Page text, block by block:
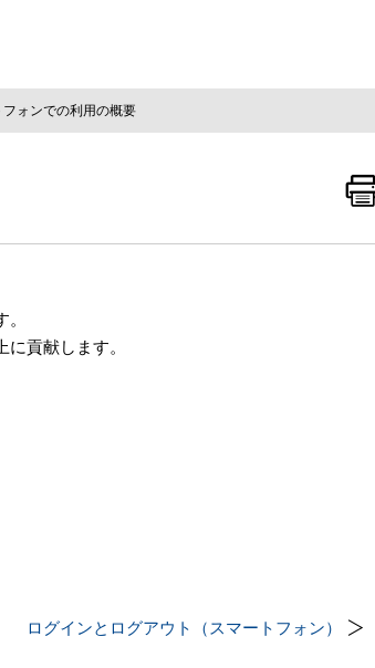
フォンでの利用の概要
貢献します。
ログインとログアウト（スマートフォン）